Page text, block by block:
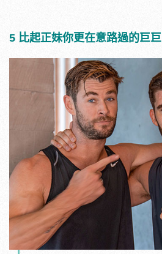
5 比起正妹你更在意路過的巨巨